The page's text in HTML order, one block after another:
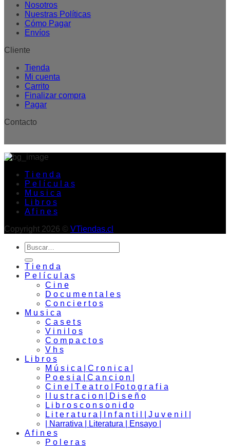
Nosotros
Nuestras Políticas
Cómo Pagar
Envíos
Cliente
Tienda
Mi cuenta
Carrito
Finalizar compra
Pagar
Contacto
T i e n d a
P e l í c u l a s
M u s i c a
L i b r o s
A f i n e s
Copyright 2026 © VTiendas.cl
Buscar
por:
T i e n d a
P e l í c u l a s
C i n e
D o c u m e n t a l e s
C o n c i e r t o s
M u s i c a
C a s e t s
V i n i l o s
C o m p a c t o s
V h s
L i b r o s
M ú s i c a | C r o n i c a |
P o e s i a | C a n c i o n |
C i n e | T e a t r o | Fo t o g r a f i a
I l u s t r a c i o n | D i s e ñ o
L i b r o s c o n s o n i d o
L i t e r a t u r a | I n f a n t i l | J u v e n i l |
| Narrativa | Literatura | Ensayo |
A f i n e s
P o l e r a s